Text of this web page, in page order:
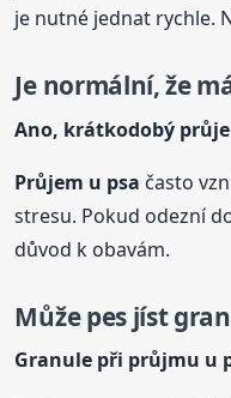
je nutné jednat rychle.
Je normální, že
Ano, krátkodobý
Průjem u psa často
stresu. Pokud odezní
důvod k obavám.
Může pes jíst
Granule při průjmu u